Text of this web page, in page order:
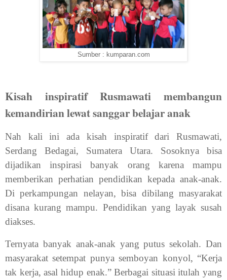
Sumber : kumparan.com
Kisah inspiratif Rusmawati membangun
kemandirian lewat sanggar belajar anak
Nah kali ini ada kisah inspiratif dari Rusmawati,
Serdang Bedagai, Sumatera Utara. Sosoknya bisa
dijadikan inspirasi banyak orang karena mampu
memberikan perhatian pendidikan kepada anak-anak.
Di perkampungan nelayan, bisa dibilang masyarakat
disana kurang mampu. Pendidikan yang layak susah
diakses.
Ternyata banyak anak-anak yang putus sekolah. Dan
masyarakat setempat punya semboyan konyol, “Kerja
tak kerja, asal hidup enak.” Berbagai situasi itulah yang